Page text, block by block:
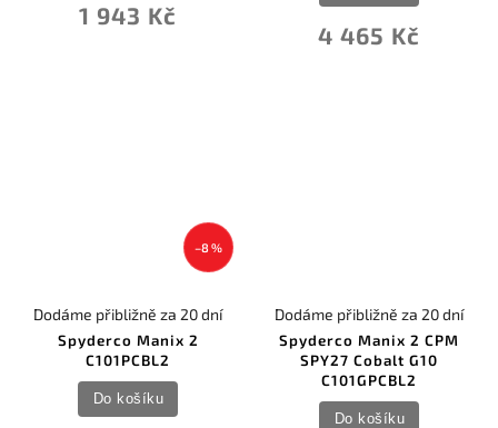
1 943 Kč
4 465 Kč
–8 %
Spyderco Manix 2
C101PCBL2
Dodáme přibližně za 20 dní
Do košíku
Spyderco Manix 2 CPM
SPY27 Cobalt G10
C101GPCBL2
Dodáme přibližně za 20 dní
Do košíku